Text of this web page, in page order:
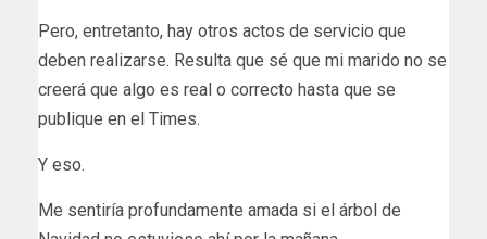
Pero, entretanto, hay otros actos de servicio que
deben realizarse. Resulta que sé que mi marido no se
creerá que algo es real o correcto hasta que se
publique en el Times.
Y eso.
Me sentiría profundamente amada si el árbol de